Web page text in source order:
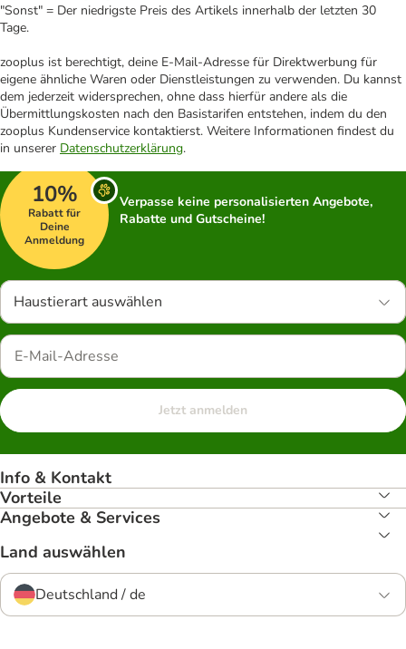
"Sonst" = Der niedrigste Preis des Artikels innerhalb der letzten 30
Tage.
zooplus ist berechtigt, deine E-Mail-Adresse für Direktwerbung für
eigene ähnliche Waren oder Dienstleistungen zu verwenden. Du kannst
dem jederzeit widersprechen, ohne dass hierfür andere als die
Übermittlungskosten nach den Basistarifen entstehen, indem du den
zooplus Kundenservice kontaktierst. Weitere Informationen findest du
in unserer Datenschutzerklärung.
10%
Rabatt für
Deine
Anmeldung
Verpasse keine personalisierten Angebote,
Rabatte und Gutscheine!
Haustierart auswählen
Jetzt anmelden
Info & Kontakt
Vorteile
Angebote & Services
Land auswählen
Deutschland / de